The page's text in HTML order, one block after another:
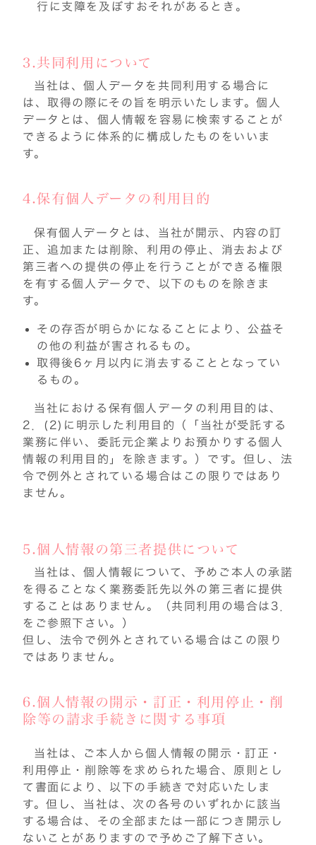
行に支障を及ぼすおそれがあるとき。
3.共同利用について
当社は、個人データを共同利用する場合に
は、取得の際にその旨を明示いたします。個人
データとは、個人情報を容易に検索することが
できるように体系的に構成したものをいいま
す。
4.保有個人データの利用目的
保有個人データとは、当社が開示、内容の訂
正、追加または削除、利用の停止、消去および
第三者への提供の停止を行うことができる権限
を有する個人データで、以下のものを除きま
す。
その存否が明らかになることにより、公益そ
の他の利益が害されるもの。
取得後6ヶ月以内に消去することとなってい
るもの。
当社における保有個人データの利用目的は、
2．(2)に明示した利用目的（「当社が受託する
業務に伴い、委託元企業よりお預かりする個人
情報の利用目的」を除きます。）です。但し、法
令で例外とされている場合はこの限りではあり
ません。
5.個人情報の第三者提供について
当社は、個人情報について、予めご本人の承諾
を得ることなく業務委託先以外の第三者に提供
することはありません。（共同利用の場合は3．
をご参照下さい。）
但し、法令で例外とされている場合はこの限り
ではありません。
6.個人情報の開示・訂正・利用停止・削
除等の請求手続きに関する事項
当社は、ご本人から個人情報の開示・訂正・
利用停止・削除等を求められた場合、原則とし
て書面により、以下の手続きで対応いたしま
す。但し、当社は、次の各号のいずれかに該当
する場合は、その全部または一部につき開示し
ないことがありますので予めご了解下さい。